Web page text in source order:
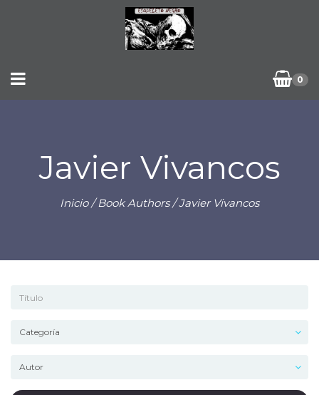
0
Javier Vivancos
Inicio/ Book Authors / Javier Vivancos